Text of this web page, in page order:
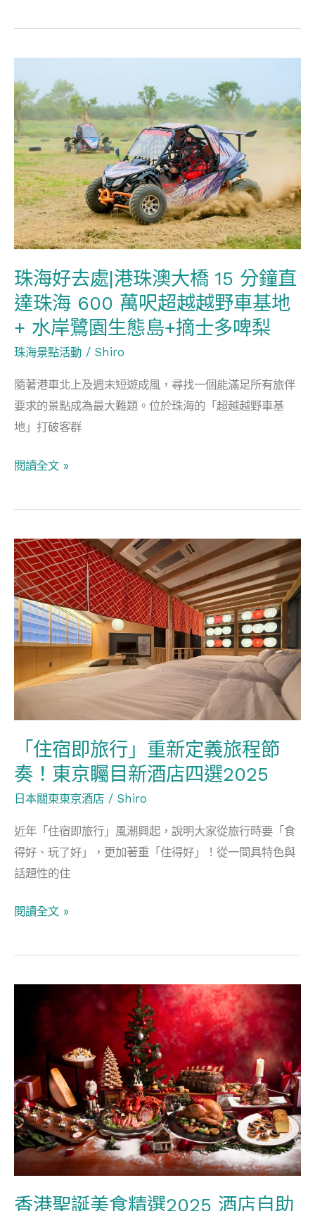
珠海好去處|港珠澳大橋 15 分鐘直
達珠海 600 萬呎超越越野車基地
+ 水岸鷺園生態島+摘士多啤梨
珠海景點活動 / Shiro
隨著港車北上及週末短遊成風，尋找一個能滿足所有旅伴
要求的景點成為最大難題。位於珠海的「超越越野車基
地」打破客群
海
好
去
處|
港
珠
澳
大
15
分
鐘
珠
海
600
呎
越
野
車
基
地
+
岸
園
態
島
+摘
士
多
啤
閱讀全文 »
「住宿即旅行」重新定義旅程節
奏！東京矚目新酒店四選2025
日本關東東京酒店 / Shiro
近年「住宿即旅行」風潮興起，說明大家從旅行時要「食
得好、玩了好」，更加著重「住得好」！從一間具特色與
話題性的住
「住
宿
即
旅
行」
定
節
奏！
東
京
矚
新
閱讀全文 »
香港聖誕美食精選2025 酒店自助
美
食
精
選
2025
店